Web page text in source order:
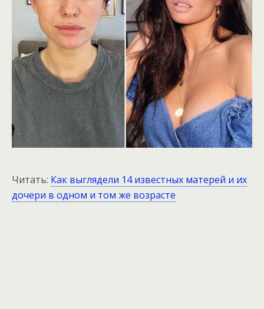
Читать: Как выглядели 14 известных матерей и их
дочери в одном и том же возрасте